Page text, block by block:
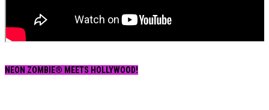
NEON ZOMBIE® MEETS HOLLYWOOD!